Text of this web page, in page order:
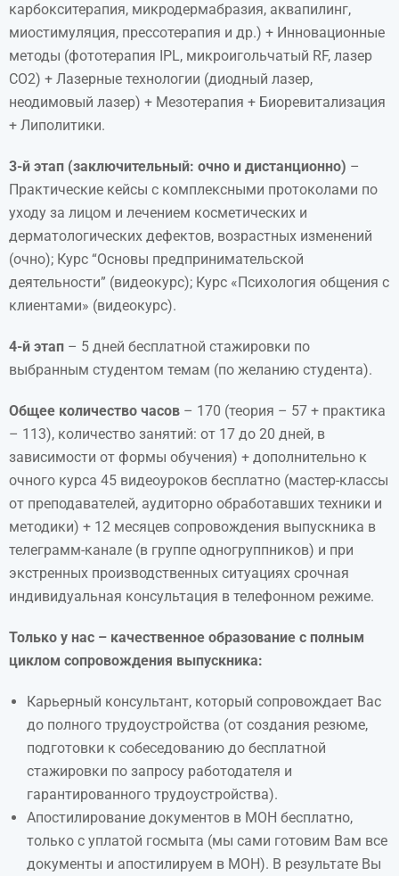
карбокситерапия, микродермабразия, аквапилинг,
миостимуляция, прессотерапия и др.) + Инновационные
методы (фототерапия IPL, микроигольчатый RF, лазер
CO2) + Лазерные технологии (диодный лазер,
неодимовый лазер) + Мезотерапия + Биоревитализация
+ Липолитики.
3-й этап (заключительный: очно и дистанционно) –
Практические кейсы с комплексными протоколами по
уходу за лицом и лечением косметических и
дерматологических дефектов, возрастных изменений
(очно); Курс “Основы предпринимательской
деятельности” (видеокурс); Курс «Психология общения с
клиентами» (видеокурс).
4-й этап – 5 дней бесплатной стажировки по
выбранным студентом темам (по желанию студента).
Общее количество часов – 170 (теория – 57 + практика
– 113), количество занятий: от 17 до 20 дней, в
зависимости от формы обучения) + дополнительно к
очного курса 45 видеоуроков бесплатно (мастер-классы
от преподавателей, аудиторно обработавших техники и
методики) + 12 месяцев сопровождения выпускника в
телеграмм-канале (в группе одногруппников) и при
экстренных производственных ситуациях срочная
индивидуальная консультация в телефонном режиме.
Только у нас – качественное образование с полным
циклом сопровождения выпускника:
Карьерный консультант, который сопровождает Вас
до полного трудоустройства (от создания резюме,
подготовки к собеседованию до бесплатной
стажировки по запросу работодателя и
гарантированного трудоустройства).
Апостилирование документов в МОН бесплатно,
только с уплатой госмыта (мы сами готовим Вам все
документы и апостилируем в МОН). В результате Вы